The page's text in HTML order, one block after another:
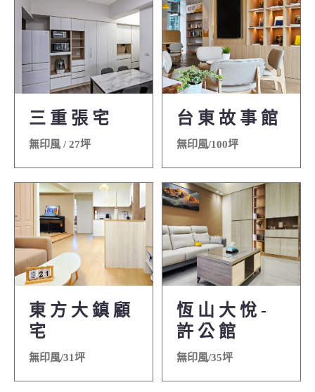
三 重 張 宅
無印風 / 27坪
台 東 故 事 館
無印風/100坪
東 方 大 鎮 顧
宅
無印風/31坪
恆 山 大 悅 -
許 公 館
無印風/35坪